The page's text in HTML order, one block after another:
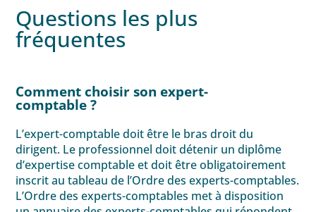
Questions les plus
fréquentes
Comment choisir son expert-
comptable ?
L’expert-comptable doit être le bras droit du
dirigent. Le professionnel doit détenir un diplôme
d’expertise comptable et doit être obligatoirement
inscrit au tableau de l’Ordre des experts-comptables.
L’Ordre des experts-comptables met à disposition